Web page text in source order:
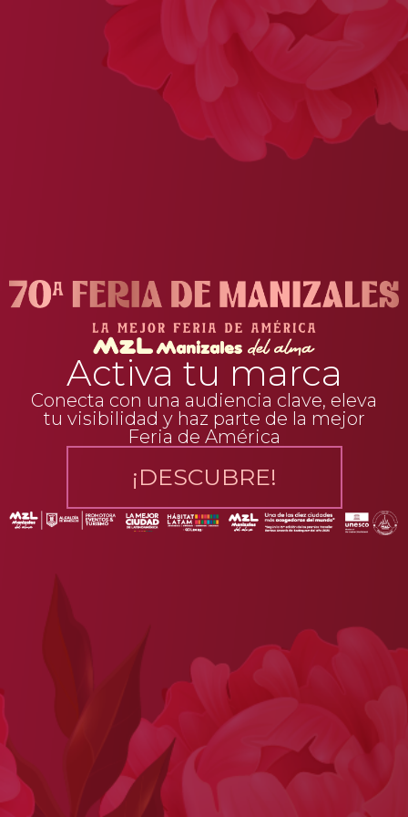
Activa tu marca
Conecta con una audiencia clave, eleva
tu visibilidad y haz parte de la mejor
Feria de América
¡DESCUBRE!